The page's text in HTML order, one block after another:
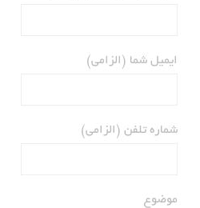
ایمیل شما (الزامی)
شماره تلفن (الزامی)
موضوع